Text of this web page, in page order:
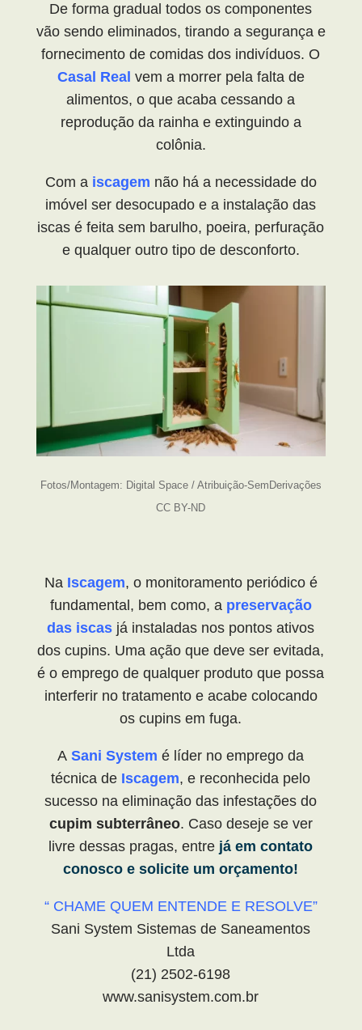
De forma gradual todos os componentes
vão sendo eliminados, tirando a segurança e
fornecimento de comidas dos indivíduos. O
Casal Real vem a morrer pela falta de
alimentos, o que acaba cessando a
reprodução da rainha e extinguindo a
colônia.
Com aiscagem não há a necessidade do
imóvel ser desocupado e a instalação das
iscas é feita sem barulho, poeira, perfuração
e qualquer outro tipo de desconforto.
Fotos/Montagem: Digital Space / Atribuição-SemDerivações
CC BY-ND
NaIscagem, o monitoramento periódico é
fundamental, bem como, a preservação
das iscas já instaladas nos pontos ativos
dos cupins. Uma ação que deve ser evitada,
é o emprego de qualquer produto que possa
interferir no tratamento e acabe colocando
os cupins em fuga.
A Sani System é líder no emprego da
técnica de Iscagem, e reconhecida pelo
sucesso na eliminação das infestações do
cupim subterrâneo. Caso deseje se ver
livre dessas pragas, entre já em contato
conosco e solicite um orçamento!
“ CHAME QUEM ENTENDE E RESOLVE”
Sani System Sistemas de Saneamentos
Ltda
(21) 2502-6198
www.sanisystem.com.br